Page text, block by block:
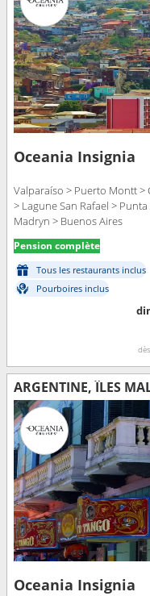
Oceania Insignia
Valparaíso > Puerto Montt >
> Lagune San Rafael >
Madryn > Buenos Aires
Pension complète
Tous les restaurants inclus
Pourboires inclus
dès
ARGENTINE, ÎLES
Oceania Insignia